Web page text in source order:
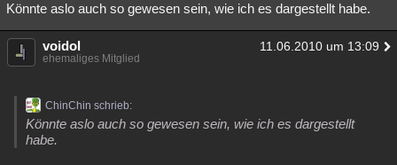
Könnte aslo auch so gewesen sein, wie ich es dargestellt habe.
voidol 11.06.2010 um 13:09
ehemaliges Mitglied
ChinChin schrieb:
Könnte aslo auch so gewesen sein, wie ich es dargestellt
habe.